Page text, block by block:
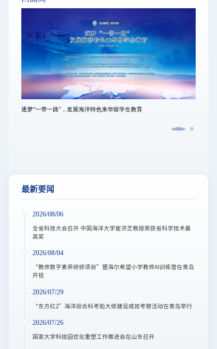
逐梦“一带一路”，发展海洋特色来华留学生教育
最新要闻
2026/08/06
全省科技大会召开 中国海洋大学崔洪芝教授荣获省科学技术最
高奖
2026/08/04
“教师数字素养研修项目”暨海尔希望小学教师AI训练营在青岛
开班
2026/07/29
“东方红2”海洋综合科考船大修建设成效考察活动在青岛举行
2026/07/26
国家大学科技园优化重塑工作推进会在山东召开